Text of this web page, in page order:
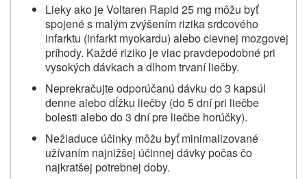
Lieky ako je Voltaren Rapid 25 mg môžu byť
spojené s malým zvýšením rizika srdcového
infarktu (infarkt myokardu) alebo cievnej mozgovej
príhody. Každé riziko je viac pravdepodobné pri
vysokých dávkach a dlhom trvaní liečby.
Neprekračujte odporúčanú dávku do 3 kapsúl
denne alebo dĺžku liečby (do 5 dní pri liečbe
bolesti alebo do 3 dní pre liečbe horúčky).
Nežiaduce účinky môžu byť minimalizované
užívaním najnižšej účinnej dávky počas čo
najkratšej potrebnej doby.